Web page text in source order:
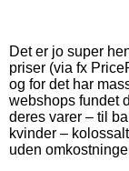
Det er jo super
priser (via fx
og for det har
webshops fundet
deres varer – til
kvinder –
uden